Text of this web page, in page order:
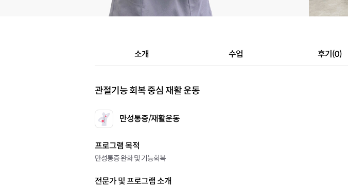
소개 수업 후기(0)
관절기능 회복 중심 재활 운동
만성통증/재활운동
프로그램 목적
만성통증 완화 및 기능회복
전문가 및 프로그램 소개